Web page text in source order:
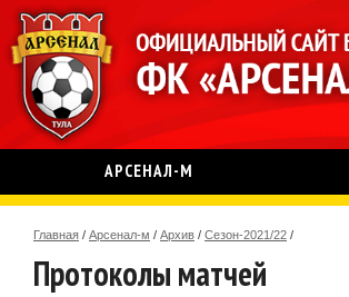
АРСЕНАЛ-М
Главная / Арсенал-м / Архив / Сезон-2021/22 /
Протоколы матчей